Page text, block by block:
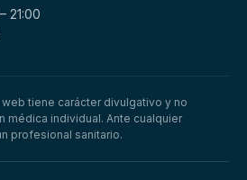
21:00
tiene carácter divulgativo y no
médica individual. Ante cualquier
profesional sanitario.